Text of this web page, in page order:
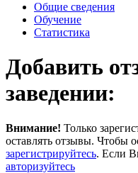
Общие сведения
Обучение
Статистика
Добавить
заведении:
Внимание! Только
оставлять отзывы. Чтобы
зарегистрируйтесь. Если
авторизуйтесь